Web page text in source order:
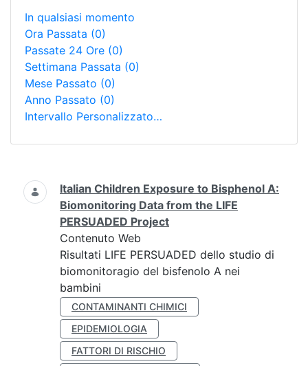
In qualsiasi momento
Ora Passata (0)
Passate 24 Ore (0)
Settimana Passata (0)
Mese Passato (0)
Anno Passato (0)
Intervallo Personalizzato…
Ricerca
Italian Children Exposure to Bisphenol A:
Biomonitoring Data from the LIFE
PERSUADED Project
Contenuto Web
Risultati LIFE PERSUADED dello studio di
biomonitoragio del bisfenolo A nei
bambini
CONTAMINANTI CHIMICI
EPIDEMIOLOGIA
FATTORI DI RISCHIO